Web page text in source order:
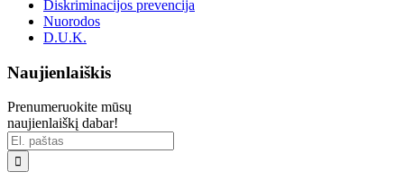
Diskriminacijos prevencija
Nuorodos
D.U.K.
Naujienlaiškis
Prenumeruokite mūsų
naujienlaiškį dabar!
